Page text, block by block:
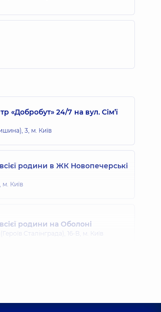
24/7 на вул. Сім’ї
3, м. Київ
родини в ЖК Новопечерські
м. Київ
родини на Оболоні
Сталінграда), 16-В, м. Київ